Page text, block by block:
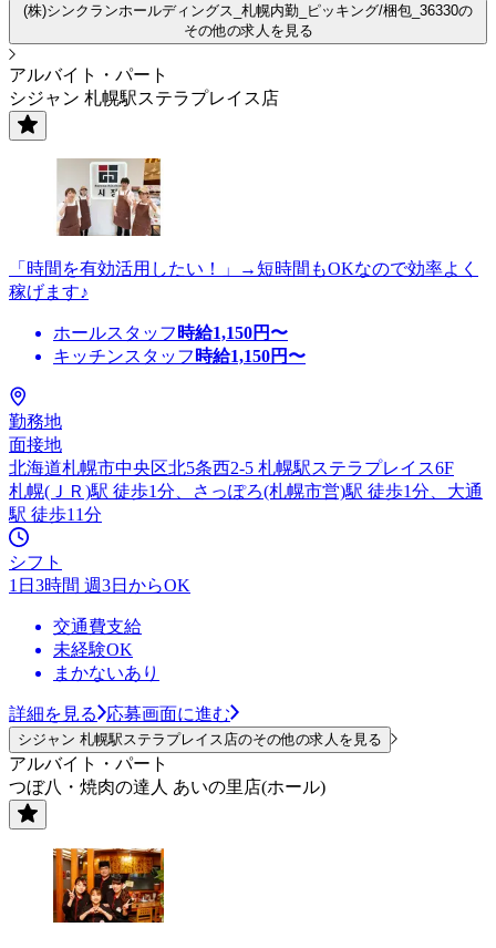
(株)シンクランホールディングス_札幌内勤_ピッキング/梱包_36330の
その他の求人を見る
アルバイト・パート
シジャン 札幌駅ステラプレイス店
「時間を有効活用したい！」→短時間もOKなので効率よく
稼げます♪
ホールスタッフ 時給1,150円〜
キッチンスタッフ 時給1,150円〜
勤務地
面接地
北海道札幌市中央区北5条西2-5 札幌駅ステラプレイス6F
札幌(ＪＲ)駅 徒歩1分、さっぽろ(札幌市営)駅 徒歩1分、大通
駅 徒歩11分
シフト
1日3時間 週3日からOK
交通費支給
未経験OK
まかないあり
詳細を見る 応募画面に進む
シジャン 札幌駅ステラプレイス店のその他の求人を見る
アルバイト・パート
つぼ八・焼肉の達人 あいの里店(ホール)